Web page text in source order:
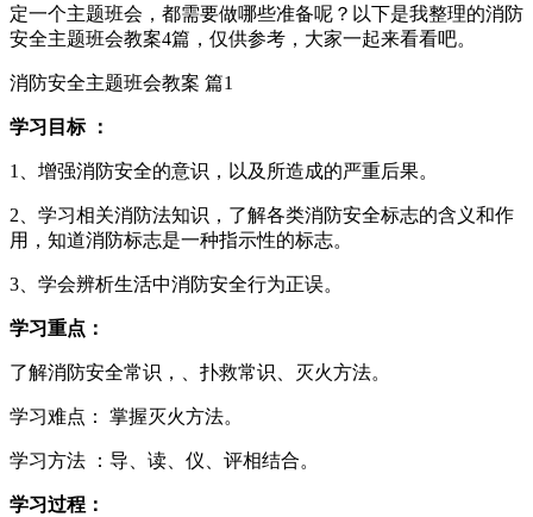
定一个主题班会，都需要做哪些准备呢？以下是我整理的消防
安全主题班会教案4篇，仅供参考，大家一起来看看吧。
消防安全主题班会教案 篇1
学习目标 ：
1、增强消防安全的意识，以及所造成的严重后果。
2、学习相关消防法知识，了解各类消防安全标志的含义和作
用，知道消防标志是一种指示性的标志。
3、学会辨析生活中消防安全行为正误。
学习重点：
了解消防安全常识，、扑救常识、灭火方法。
学习难点： 掌握灭火方法。
学习方法 ：导、读、仪、评相结合。
学习过程：